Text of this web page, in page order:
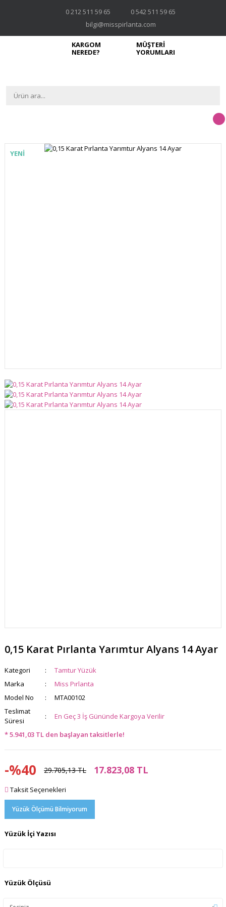
0 212 511 59 65
0 542 511 59 65
bilgi@misspirlanta.com
KARGOM
NEREDE?
MÜŞTERİ
YORUMLARI
YENİ
0,15 Karat Pırlanta Yarımtur Alyans 14 Ayar
Kategori
Tamtur Yüzük
Marka
Miss Pırlanta
Model No
MTA00102
Teslimat
Süresi
En Geç 3 İş Gününde Kargoya Verilir
* 5.941,03 TL den başlayan taksitlerle!
-%40 29.705,13 TL 17.823,08 TL
Taksit Seçenekleri
Yüzük Ölçümü Bilmiyorum
Yüzük İçi Yazısı
Yüzük Ölçüsü